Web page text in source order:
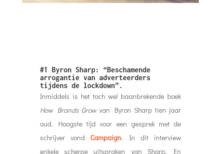
#1 Byron Sharp: “Beschamende
arrogantie van adverteerders
tijdens de lockdown”.
Inmiddels is het toch wel baanbrekende boek
How Brands Growvan Byron Sharp tien jaar
oud. Hoogste tijd voor een gesprek met de
schrijver vond Campaign. In dit interview
enkele scherpe uitspraken van Sharp. En